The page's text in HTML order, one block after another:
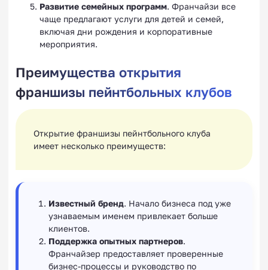
Развитие семейных программ. Франчайзи все
чаще предлагают услуги для детей и семей,
включая дни рождения и корпоративные
мероприятия.
Преимущества открытия
франшизы пейнтбольных клубов
Открытие франшизы пейнтбольного клуба
имеет несколько преимуществ:
Известный бренд. Начало бизнеса под уже
узнаваемым именем привлекает больше
клиентов.
Поддержка опытных партнеров.
Франчайзер предоставляет проверенные
бизнес-процессы и руководство по